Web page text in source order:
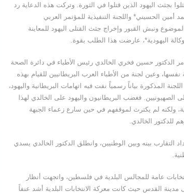
بجثث اليهود الذين قتلوا في الثورة. وتركت هذه الدعاية رد
الحسيني* واللجنة التنفيذية للمؤتمر العربي
ونبش القبور وإخراج جثث القتلى اليهود للمعاينة
اليهودية*، عارضت هذا الطلب بقوة.
الدكتور حسين فخري الخالدي رئيس الأطباء في دائرة الصحة
وعين لجنة من الأطباء العرب البريطانيين للقيام بهذه
المذكورة بياناً رسمياً نفت فيه اتهامات البريطانية واليهود،
الصهيونيين. فغضب البريطانيون واليهود على الخالدي لهذا
ولكنه لم يكترث لموقفهم في حين سارع زعماء الجبهة
للدكتور الخالدي.
التقارب بينه وبين الوطنيين، وانطلق الدكتور الخالدي يسدي
انتخابات عامة للمجالس البلدية في فلسطين، واتجهت أنظار
القدس حيث كانت معركة الانتخابات البلدية أشد عنفاً